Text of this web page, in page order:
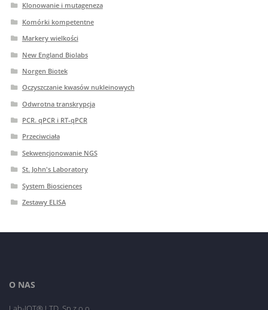
Klonowanie i mutageneza
Komórki kompetentne
Markery wielkości
New England Biolabs
Norgen Biotek
Oczyszczanie kwasów nukleinowych
Odwrotna transkrypcja
PCR. qPCR i RT-qPCR
Przeciwciała
Sekwencjonowanie NGS
St. John's Laboratory
System Biosciences
Zestawy ELISA
O NAS